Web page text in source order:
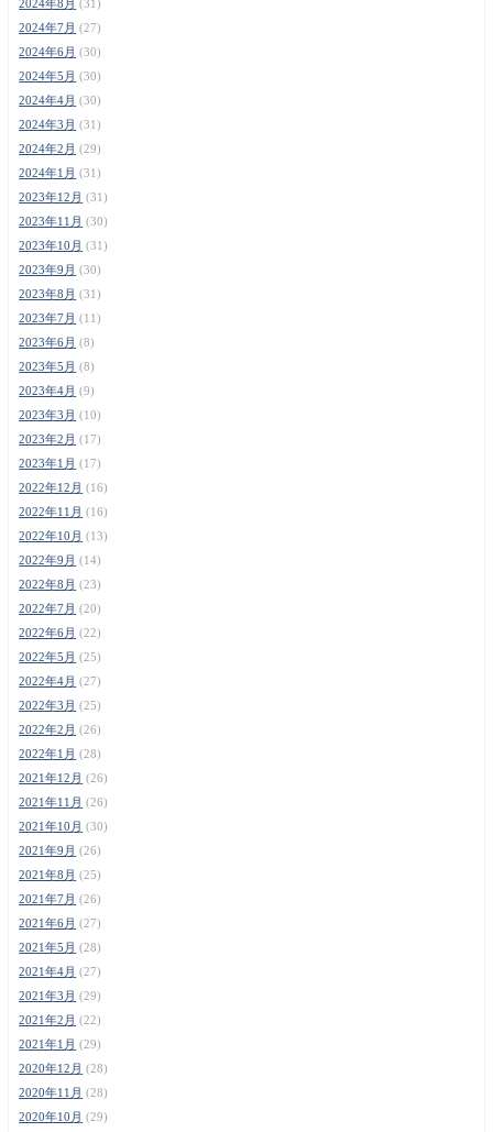
2024年8月 (31)
2024年7月 (27)
2024年6月 (30)
2024年5月 (30)
2024年4月 (30)
2024年3月 (31)
2024年2月 (29)
2024年1月 (31)
2023年12月 (31)
2023年11月 (30)
2023年10月 (31)
2023年9月 (30)
2023年8月 (31)
2023年7月 (11)
2023年6月 (8)
2023年5月 (8)
2023年4月 (9)
2023年3月 (10)
2023年2月 (17)
2023年1月 (17)
2022年12月 (16)
2022年11月 (16)
2022年10月 (13)
2022年9月 (14)
2022年8月 (23)
2022年7月 (20)
2022年6月 (22)
2022年5月 (25)
2022年4月 (27)
2022年3月 (25)
2022年2月 (26)
2022年1月 (28)
2021年12月 (26)
2021年11月 (26)
2021年10月 (30)
2021年9月 (26)
2021年8月 (25)
2021年7月 (26)
2021年6月 (27)
2021年5月 (28)
2021年4月 (27)
2021年3月 (29)
2021年2月 (22)
2021年1月 (29)
2020年12月 (28)
2020年11月 (28)
2020年10月 (29)